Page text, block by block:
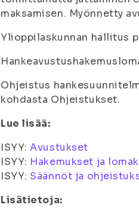
maksamisen. Myönnetty
Ylioppilaskunnan hallitus
Ohjeistus
kohdasta Ohjeistukset.
Lue lisää:
ISYY:Avustukset
ISYY: Hakemukset ja
ISYY: Säännöt ja
Lisätietoja: